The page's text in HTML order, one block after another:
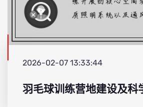
2026-02-07 13:33:44
羽毛球训练营地建设及科